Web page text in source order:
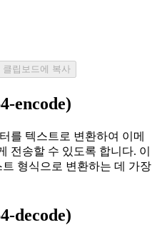
클립보드에 복사
encode)
를 텍스트로 변환하여 이메
전송할 수 있도록 합니다. 이
형식으로 변환하는 데 가장
decode)